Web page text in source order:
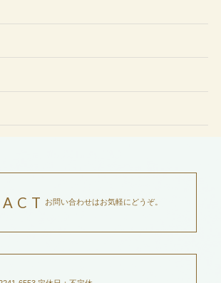
お問い合わせはお気軽にどうぞ。